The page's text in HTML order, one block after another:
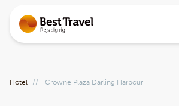
Hotel // Crowne Plaza Darling Harbour